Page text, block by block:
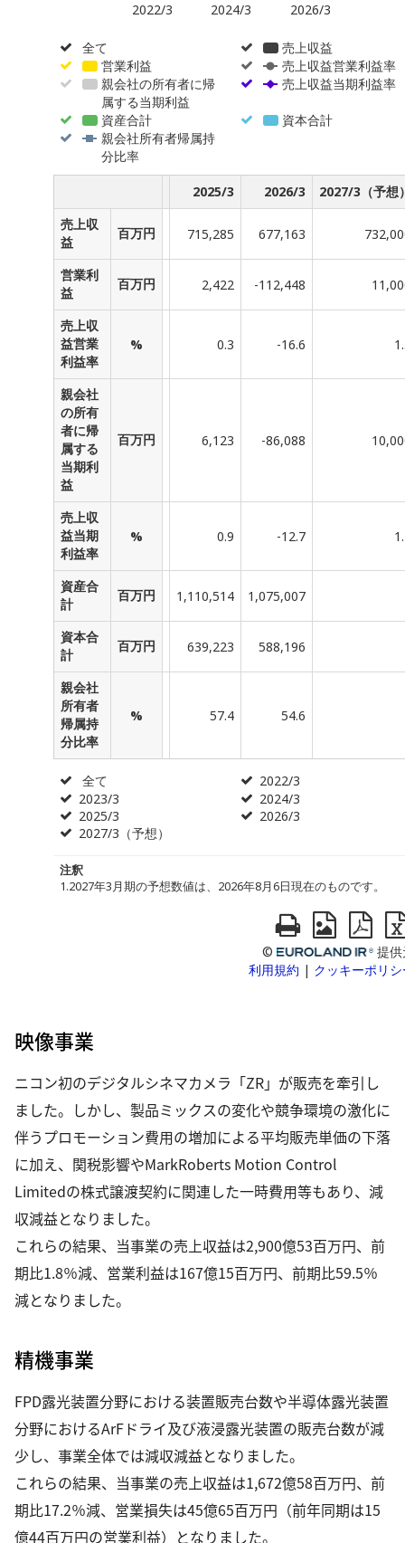
映像事業
ニコン初のデジタルシネマカメラ「ZR」が販売を牽引し
ました。しかし、製品ミックスの変化や競争環境の激化に
伴うプロモーション費用の増加による平均販売単価の下落
に加え、関税影響やMarkRoberts Motion Control
Limitedの株式譲渡契約に関連した一時費用等もあり、減
収減益となりました。
これらの結果、当事業の売上収益は2,900億53百万円、前
期比1.8％減、営業利益は167億15百万円、前期比59.5％
減となりました。
精機事業
FPD露光装置分野における装置販売台数や半導体露光装置
分野におけるArFドライ及び液浸露光装置の販売台数が減
少し、事業全体では減収減益となりました。
これらの結果、当事業の売上収益は1,672億58百万円、前
期比17.2％減、営業損失は45億65百万円（前年同期は15
億44百万円の営業利益）となりました。